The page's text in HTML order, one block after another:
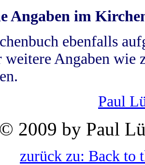
Angaben im
ebenfalls
weitere Angaben wie
Paul
© 2009 by Paul
zurück zu: Back to